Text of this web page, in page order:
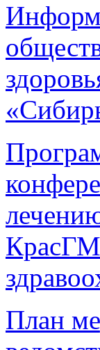
План